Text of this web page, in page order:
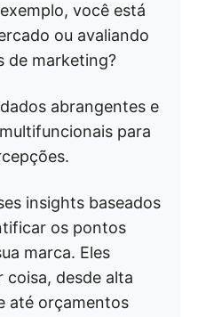
você está
ou avaliando
de marketing?
abrangentes e
para
insights baseados
os pontos
marca. Eles
coisa, desde alta
até orçamentos